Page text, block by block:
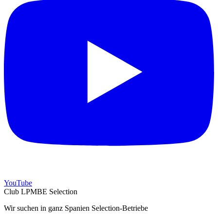
YouTube
Club LPMBE Selection
Wir suchen in ganz Spanien Selection-Betriebe